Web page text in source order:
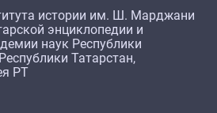
истории им. Ш. Марджани
энциклопедии и
наук Республики
Татарстан,
РТ